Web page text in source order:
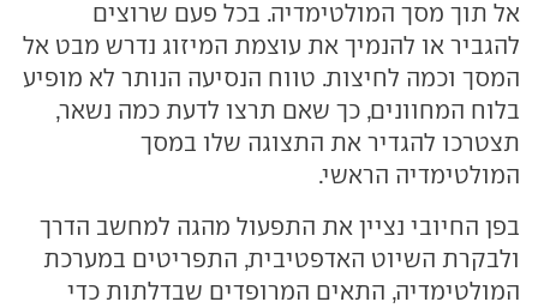
אל תוך מסך המולטימדיה. בכל פעם שרוצים
להגביר או להנמיך את עוצמת המיזוג נדרש מבט אל
המסך וכמה לחיצות. טווח הנסיעה הנותר לא מופיע
בלוח המחוונים, כך שאם תרצו לדעת כמה נשאר,
תצטרכו להגדיר את התצוגה שלו במסך
המולטימדיה הראשי.
בפן החיובי נציין את התפעול מהגה למחשב הדרך
ולבקרת השיוט האדפטיבית, התפריטים במערכת
המולטימדיה, התאים המרופדים שבדלתות כדי